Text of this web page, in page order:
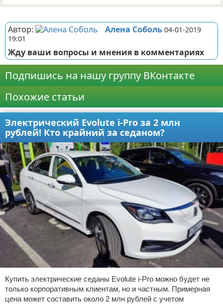
Автор: Алена Соболь 04-01-2019
19:01
Жду ваши вопросы и мнения в комментариях
Подпишись на нашу группу ВКонтакте
Похожие статьи
Электрический Evolute i-Pro за 2 млн
рублей! Кто крайний за седаном?
Купить электрические седаны Evolute i-Pro можно будет не
только корпоративным клиентам, но и частным. Примерная
цена может составить около 2 млн рублей с учетом